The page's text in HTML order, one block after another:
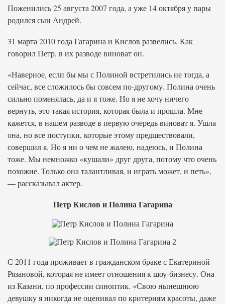
Поженились 25 августа 2007 года, а уже 14 октября у пары
родился сын Андрей.
31 марта 2010 года Гагарина и Кислов развелись. Как
говорил Петр, в их разводе виноват он.
«Наверное, если бы мы с Полиной встретились не тогда, а
сейчас, все сложилось бы совсем по-другому. Полина очень
сильно поменялась, да и я тоже. Но я не хочу ничего
вернуть, это такая история, которая была и прошла. Мне
кажется, в нашем разводе в первую очередь виноват я. Ушла
она, но все поступки, которые этому предшествовали,
совершил я. Но я ни о чем не жалею, надеюсь, и Полина
тоже. Мы немножко «кушали» друг друга, потому что очень
похожие. Только она талантливая, и играть может, и петь»,
— рассказывал актер.
Петр Кислов и Полина Гагарина
С 2011 года проживает в гражданском браке с Екатериной
Рязановой, которая не имеет отношения к шоу-бизнесу. Она
из Казани, по профессии синоптик. «Свою нынешнюю
девушку я никогда не оценивал по критериям красоты, даже